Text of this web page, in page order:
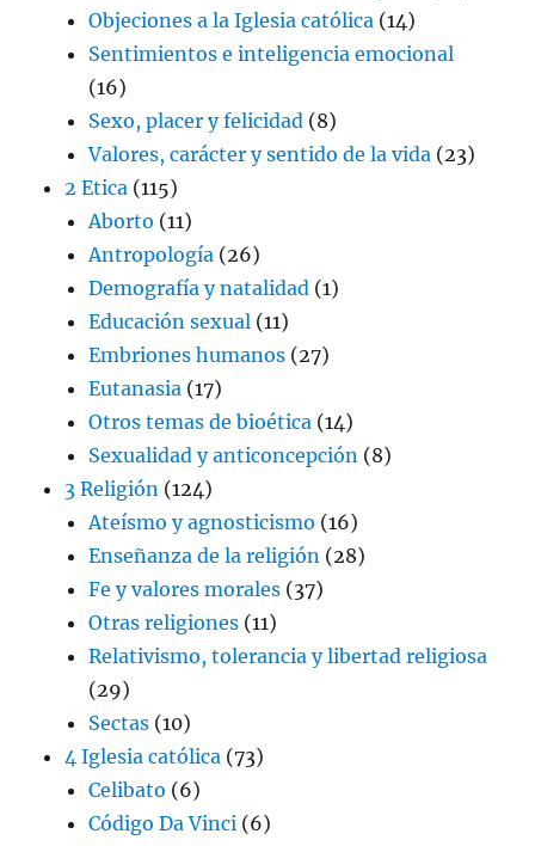
Objeciones a la Iglesia católica (14)
Sentimientos e inteligencia emocional
(16)
Sexo, placer y felicidad (8)
Valores, carácter y sentido de la vida (23)
2 Etica (115)
Aborto (11)
Antropología (26)
Demografía y natalidad (1)
Educación sexual (11)
Embriones humanos (27)
Eutanasia (17)
Otros temas de bioética (14)
Sexualidad y anticoncepción (8)
3 Religión (124)
Ateísmo y agnosticismo (16)
Enseñanza de la religión (28)
Fe y valores morales (37)
Otras religiones (11)
Relativismo, tolerancia y libertad religiosa
(29)
Sectas (10)
4 Iglesia católica (73)
Celibato (6)
Código Da Vinci (6)